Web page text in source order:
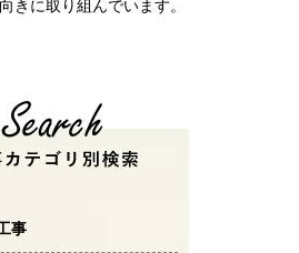
きに取り組んでいます。
事